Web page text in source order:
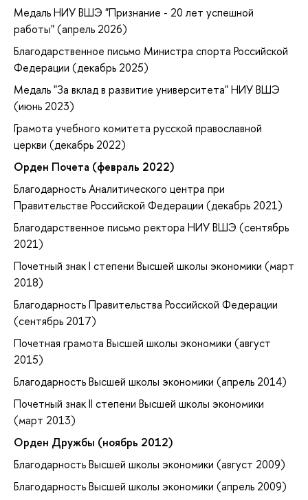
Медаль НИУ ВШЭ "Признание - 20 лет успешной
работы" (апрель 2026)
Благодарственное письмо Министра спорта Российской
Федерации (декабрь 2025)
Медаль "За вклад в развитие университета" НИУ ВШЭ
(июнь 2023)
Грамота учебного комитета русской православной
церкви (декабрь 2022)
Орден Почета (февраль 2022)
Благодарность Аналитического центра при
Правительстве Российской Федерации (декабрь 2021)
Благодарственное письмо ректора НИУ ВШЭ (сентябрь
2021)
Почетный знак I степени Высшей школы экономики (март
2018)
Благодарность Правительства Российской Федерации
(сентябрь 2017)
Почетная грамота Высшей школы экономики (август
2015)
Благодарность Высшей школы экономики (апрель 2014)
Почетный знак II степени Высшей школы экономики
(март 2013)
Орден Дружбы (ноябрь 2012)
Благодарность Высшей школы экономики (август 2009)
Благодарность Высшей школы экономики (апрель 2009)